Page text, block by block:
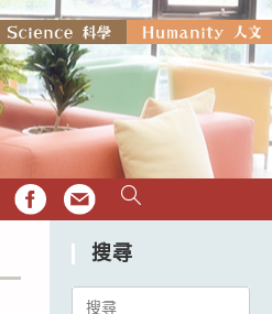
FB EMAIL
搜尋
Search